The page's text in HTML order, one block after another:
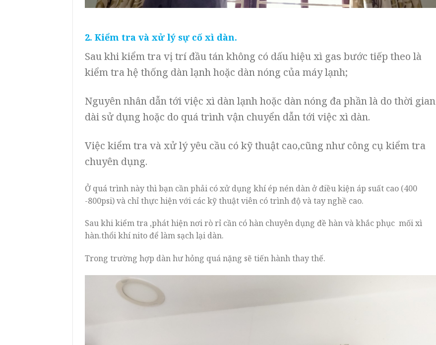
2. Kiểm tra và xử lý sự cố xì dàn.
Sau khi kiểm tra vị trí đầu tán không có dấu hiệu xì gas bước tiếp theo là
kiểm tra hệ thống dàn lạnh hoặc dàn nóng của máy lạnh;
Nguyên nhân dẫn tới việc xì dàn lạnh hoặc dàn nóng đa phần là do thời gian
dài sử dụng hoặc do quá trình vận chuyển dẫn tới việc xì dàn.
Việc kiểm tra và xử lý yêu cầu có kỹ thuật cao,cũng như công cụ kiểm tra
chuyên dụng.
Ở quá trình này thì bạn cần phải có xử dụng khí ép nén dàn ở điều kiện áp suất cao (400
-800psi) và chỉ thực hiện với các kỹ thuật viên có trình độ và tay nghề cao.
Sau khi kiểm tra ,phát hiện nơi rò rỉ cần có hàn chuyên dụng đề hàn và khắc phục mối xì
hàn.thổi khí nito để làm sạch lại dàn.
Trong trường hợp dàn hư hỏng quá nặng sẽ tiến hành thay thế.